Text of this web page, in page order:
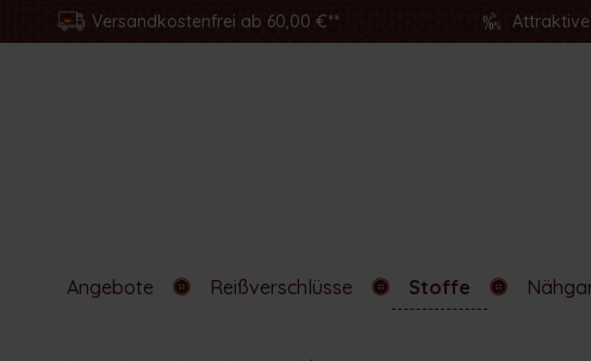
Versandkostenfrei ab 60,00 €**
Angebote Reißverschlüsse Stoffe